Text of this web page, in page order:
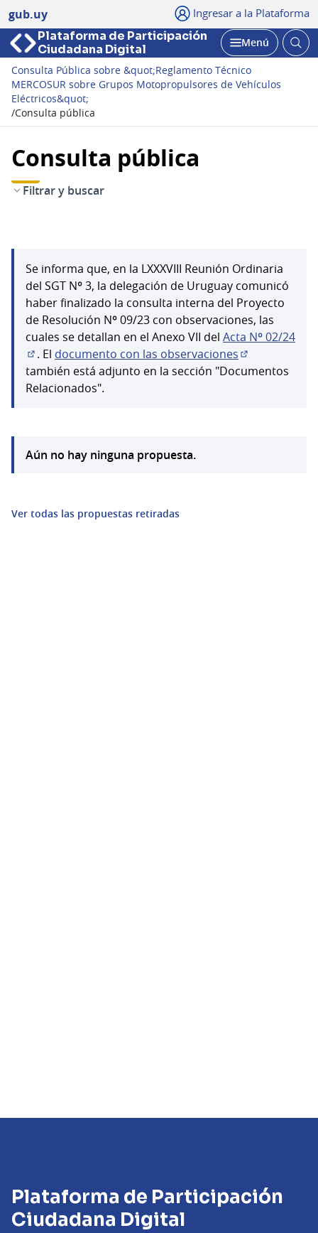
gub.uy Ingresar a la Plataforma
Plataforma de Participación
Ciudadana Digital
Abrir
Menú
Consulta Pública sobre &quot;Reglamento Técnico
MERCOSUR sobre Grupos Motopropulsores de Vehículos
Eléctricos&quot;
/Consulta pública
Consulta pública
Filtrar y buscar
Se informa que, en la LXXXVIII Reunión Ordinaria
del SGT Nº 3, la delegación de Uruguay comunicó
haber finalizado la consulta interna del Proyecto
de Resolución Nº 09/23 con observaciones, las
cuales se detallan en el Anexo VII del Acta Nº 02/24
(Enlace externo)
. El documento con las observaciones
(Abrir en una
también está adjunto en la sección "Documentos
Relacionados".
Aún no hay ninguna propuesta.
Ver todas las propuestas retiradas
Plataforma de Participación
Ciudadana Digital